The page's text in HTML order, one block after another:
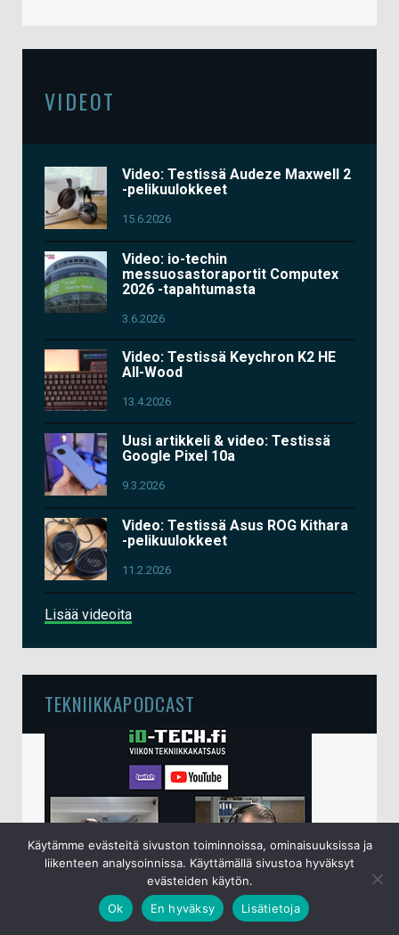
VIDEOT
Video: Testissä Audeze Maxwell 2
-pelikuulokkeet
15.6.2026
Video: io-techin
messuosastoraportit Computex
2026 -tapahtumasta
3.6.2026
Video: Testissä Keychron K2 HE
All-Wood
13.4.2026
Uusi artikkeli & video: Testissä
Google Pixel 10a
9.3.2026
Video: Testissä Asus ROG Kithara
-pelikuulokkeet
11.2.2026
Lisää videoita
TEKNIIKKAPODCAST
io-techin viikottainen tekniikkapodcast lähetetään
Käytämme evästeitä sivuston toiminnoissa, ominaisuuksissa ja
liikenteen analysoinnissa. Käyttämällä sivustoa hyväksyt
evästeiden käytön.
Ok
En hyväksy Lisätietoja